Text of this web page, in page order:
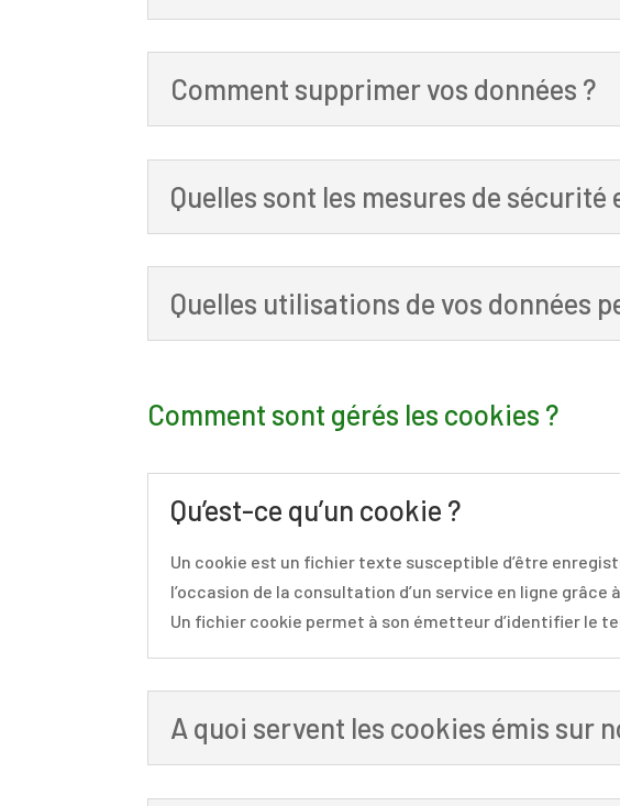
Comment supprimer vos données ?
Quelles sont les mesures de
Quelles utilisations de vos données
Comment sont gérés les cookies ?
Qu’est-ce qu’un cookie ?
Un cookie est un fichier texte susceptible d’être
l’occasion de la consultation d’un service en ligne grâce
Un fichier cookie permet à son émetteur d’identifier le
A quoi servent les cookies émis sur